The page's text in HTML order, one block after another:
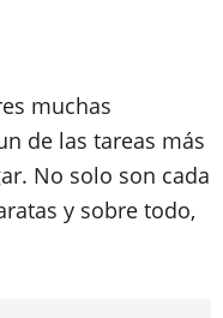
muchas
de las tareas más
No solo son cada
y sobre todo,